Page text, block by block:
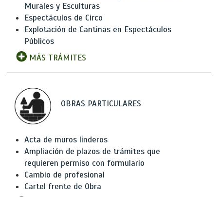
Murales y Esculturas
Espectáculos de Circo
Explotación de Cantinas en Espectáculos
Públicos
MÁS TRÁMITES
OBRAS PARTICULARES
Acta de muros linderos
Ampliación de plazos de trámites que
requieren permiso con formulario
Cambio de profesional
Cartel frente de Obra